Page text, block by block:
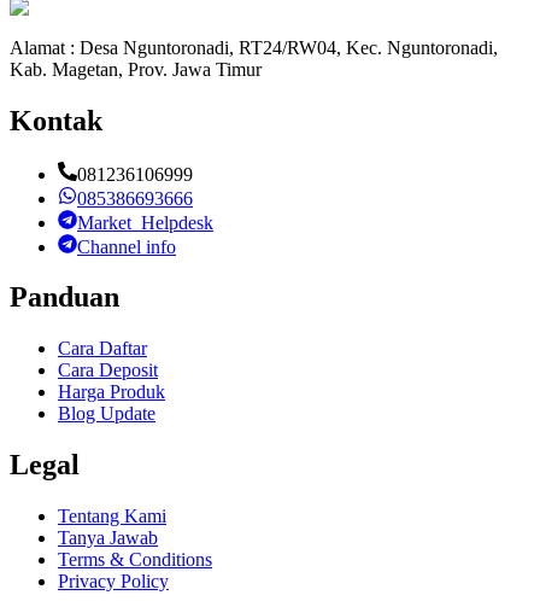
Alamat : Desa Nguntoronadi, RT24/RW04, Kec. Nguntoronadi,
Kab. Magetan, Prov. Jawa Timur
Kontak
081236106999
085386693666
Market_Helpdesk
Channel info
Panduan
Cara Daftar
Cara Deposit
Harga Produk
Blog Update
Legal
Tentang Kami
Tanya Jawab
Terms & Conditions
Privacy Policy